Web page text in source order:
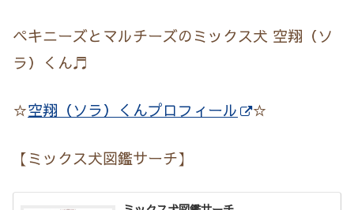
ペキニーズとマルチーズのミックス犬 空翔（ソ
ラ）くん♬
☆空翔（ソラ）くんプロフィール ☆
【ミックス犬図鑑サーチ】